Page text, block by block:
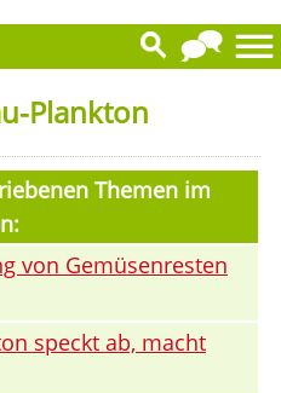
Plankton
Themen im
von Gemüsenresten
speckt ab, macht